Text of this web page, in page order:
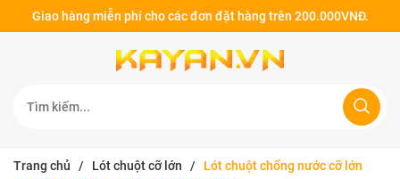
Giao hàng miễn phí cho các đơn đặt hàng trên 200.000VNĐ.
Trang chủ / Lót chuột cỡ lớn /
Lót chuột chống nước cỡ lớn